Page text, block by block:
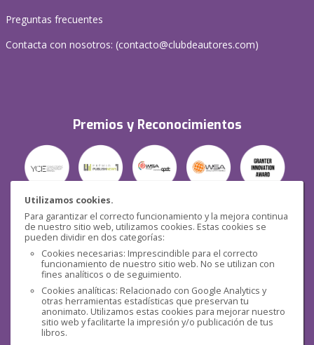
Utilizamos cookies.
Para garantizar el correcto funcionamiento y la mejora continua
de nuestro sitio web, utilizamos cookies. Estas cookies se
pueden dividir en dos categorías:
Cookies necesarias: Imprescindible para el correcto
funcionamiento de nuestro sitio web. No se utilizan con
fines analíticos o de seguimiento.
Cookies analíticas: Relacionado con Google Analytics y
otras herramientas estadísticas que preservan tu
anonimato. Utilizamos estas cookies para mejorar nuestro
sitio web y facilitarte la impresión y/o publicación de tus
libros.
Preguntas frecuentes
Contacta con nosotros: (contacto@clubdeautores.com)
Premios y Reconocimientos
Seguridad
Redes sociales